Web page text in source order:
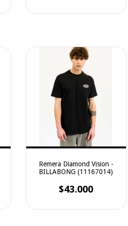
Remera Diamond Vision -
BILLABONG (11167014)
$43.000